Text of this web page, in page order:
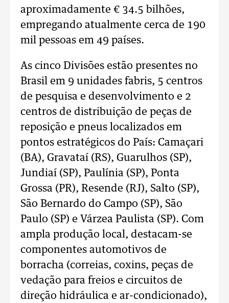
aproximadamente € 34.5 bilhões,
empregando atualmente cerca de 190
mil pessoas em 49 países.
As cinco Divisões estão presentes no
Brasil em 9 unidades fabris, 5 centros
de pesquisa e desenvolvimento e 2
centros de distribuição de peças de
reposição e pneus localizados em
pontos estratégicos do País: Camaçari
(BA), Gravataí (RS), Guarulhos (SP),
Jundiaí (SP), Paulínia (SP), Ponta
Grossa (PR), Resende (RJ), Salto (SP),
São Bernardo do Campo (SP), São
Paulo (SP) e Várzea Paulista (SP). Com
ampla produção local, destacam-se
componentes automotivos de
borracha (correias, coxins, peças de
vedação para freios e circuitos de
direção hidráulica e ar-condicionado),